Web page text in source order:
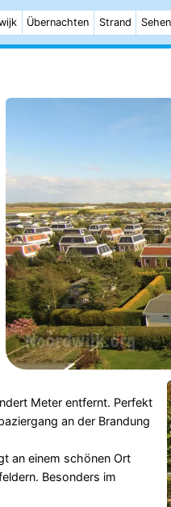
Übernachten Strand
Meter entfernt. Perfekt
an der Brandung
an einem schönen Ort
Besonders im